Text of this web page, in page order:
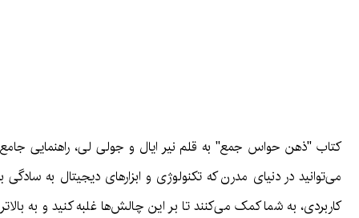
کتاب "ذهن حواس جمع" به قلم نیر ایال و جولی لی، راهنمایی
می‌توانید در دنیای مدرن که تکنولوژی و ابزارهای دیجیتال به
کاربردی، به شما کمک می‌کنند تا بر این چالش‌ها غلبه کنید و به